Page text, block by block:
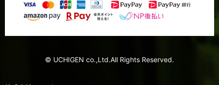
© UCHIGEN co.,Ltd.All Rights Reserved.